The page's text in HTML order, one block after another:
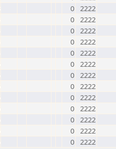
0 2222
0 2222
0 2222
0 2222
0 2222
0 2222
0 2222
0 2222
0 2222
0 2222
0 2222
0 2222
0 2222